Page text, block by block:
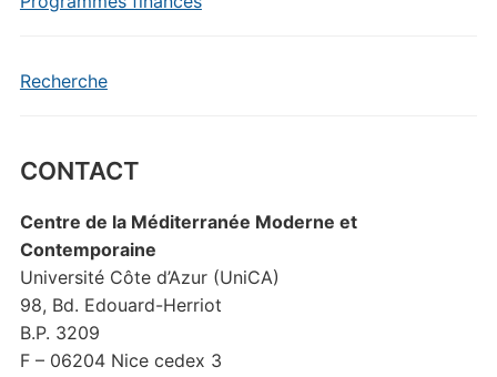
Recherche
CONTACT
Centre de la Méditerranée Moderne et
Contemporaine
Université Côte d’Azur (UniCA)
98, Bd. Edouard-Herriot
B.P. 3209
F – 06204 Nice cedex 3